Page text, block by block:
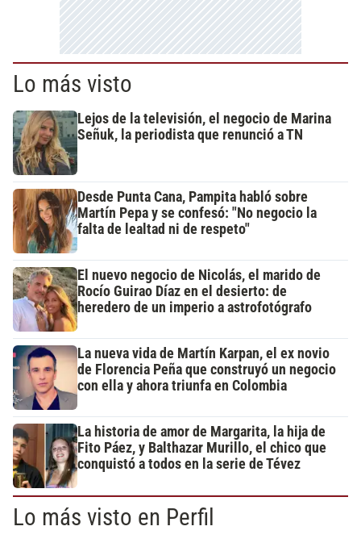
Lo más visto
Lejos de la televisión, el negocio de Marina
Señuk, la periodista que renunció a TN
Desde Punta Cana, Pampita habló sobre
Martín Pepa y se confesó: "No negocio la
falta de lealtad ni de respeto"
El nuevo negocio de Nicolás, el marido de
Rocío Guirao Díaz en el desierto: de
heredero de un imperio a astrofotógrafo
La nueva vida de Martín Karpan, el ex novio
de Florencia Peña que construyó un negocio
con ella y ahora triunfa en Colombia
La historia de amor de Margarita, la hija de
Fito Páez, y Balthazar Murillo, el chico que
conquistó a todos en la serie de Tévez
Lo más visto en Perfil